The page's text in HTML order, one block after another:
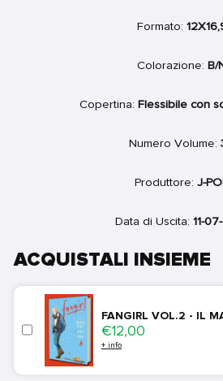
Formato:
Colorazione: B/
Copertina: Flessibile con
Numero Volume:
Produttore: J-
Data di Uscita: 11-
ACQUISTALI INSIEME
FANGIRL VOL.2 - IL
Price
€12,00
+ info